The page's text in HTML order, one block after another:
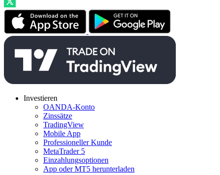
Investieren
OANDA-Konto
Zinssätze
TradingView
Mobile App
Professioneller Kunde
MetaTrader 5
Einzahlungsoptionen
App oder MT5 herunterladen